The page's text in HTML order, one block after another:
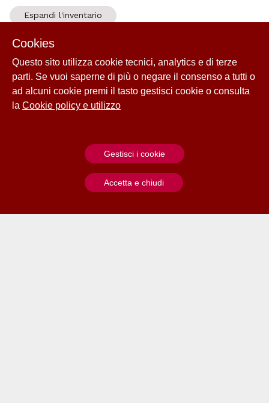
Espandi l'inventario
Manifesti della Fondazione I Teatri |1857 - ... | Serie
Liliana Cappuccino
Cookies
Questo sito utilizza cookie tecnici, analytics e di terze
parti. Se vuoi saperne di più o negare il consenso a tutti o
ad alcuni cookie premi il tasto gestisci cookie o consulta
la Cookie policy e utilizzo
Gestisci i cookie
Accetta e chiudi